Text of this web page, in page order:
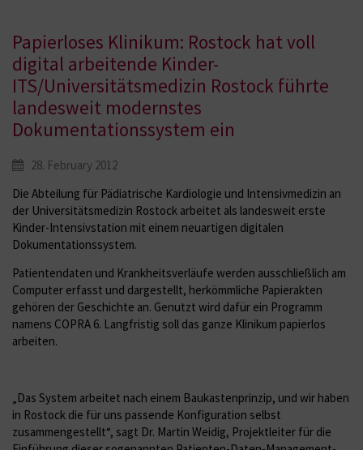
Papierloses Klinikum: Rostock hat voll
digital arbeitende Kinder-
ITS/Universitätsmedizin Rostock führte
landesweit modernstes
Dokumentationssystem ein
28. February 2012
Die Abteilung für Pädiatrische Kardiologie und Intensivmedizin an
der Universitätsmedizin Rostock arbeitet als landesweit erste
Kinder-Intensivstation mit einem neuartigen digitalen
Dokumentationssystem.
Patientendaten und Krankheitsverläufe werden ausschließlich am
Computer erfasst und dargestellt, herkömmliche Papierakten
gehören der Geschichte an. Genutzt wird dafür ein Programm
namens COPRA 6. Langfristig soll das ganze Klinikum papierlos
arbeiten.
„Das System arbeitet nach einem Baukastenprinzip, und wir haben
in Rostock die für uns passende Konfiguration selbst
zusammengestellt“, sagt Dr. Martin Weidig, Projektleiter für die